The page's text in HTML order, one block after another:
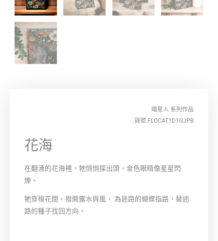
喵星人 系列作品
貨號 FLOCAT1D1GJPB
花海
在翻湧的花海裡，牠悄悄探出頭，金色眼睛像星星閃
爍。
牠穿梭花間，撥開露水與風， 為迷路的蝴蝶指路，替迷
路的種子找回方向。